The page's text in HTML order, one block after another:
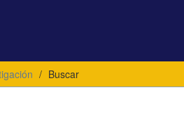
Buscar